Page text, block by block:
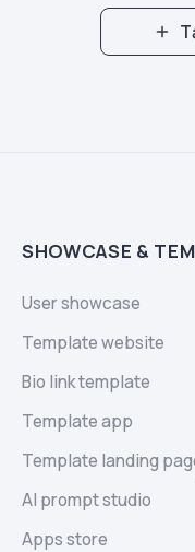
SHOWCASE &
User showcase
Template website
Bio link template
Template app
Template landing
AI prompt studio
Apps store